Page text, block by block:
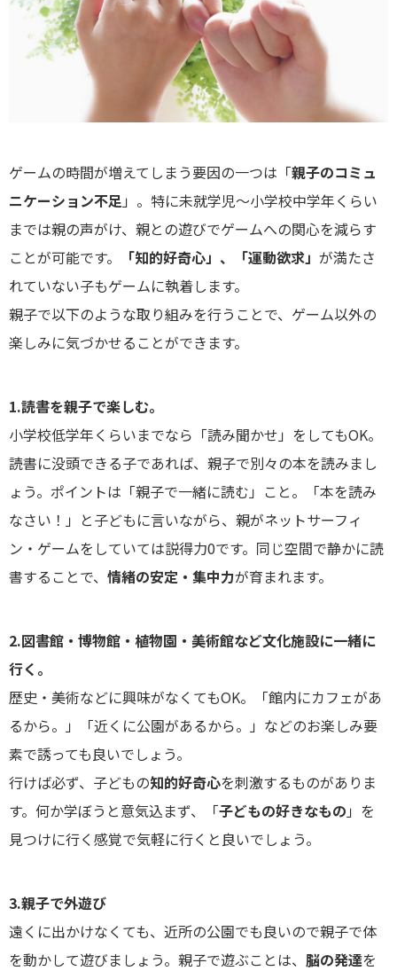
ゲームの時間が増えてしまう要因の一つは「親子のコミュ
ニケーション不足」。特に未就学児～小学校中学年くらい
までは親の声がけ、親との遊びでゲームへの関心を減らす
ことが可能です。
「知的好奇心」、「運動欲求」 が満たさ
れていない子もゲームに執着します。
親子で以下のような取り組みを行うことで、ゲーム以外の
楽しみに気づかせることができます。
1.読書を親子で楽しむ。
小学校低学年くらいまでなら「読み聞かせ」をしてもOK。
読書に没頭できる子であれば、親子で別々の本を読みまし
ょう。ポイントは「親子で一緒に読む」こと。「本を読み
なさい！」と子どもに言いながら、親がネットサーフィ
ン・ゲームをしていては説得力0です。同じ空間で静かに読
書することで、 情緒の安定・集中力が育まれます。
2.図書館・博物館・植物園・美術館など文化施設に一緒に
行く。
歴史・美術などに興味がなくてもOK。「館内にカフェがあ
るから。」「近くに公園があるから。」などのお楽しみ要
素で誘っても良いでしょう。
行けば必ず、子どもの知的好奇心を刺激するものがありま
す。何か学ぼうと意気込まず、「子どもの好きなもの 」を
見つけに行く感覚で気軽に行くと良いでしょう。
3.親子で外遊び
遠くに出かけなくても、近所の公園でも良いので親子で体
を動かして遊びましょう。親子で遊ぶことは、 脳の発達を